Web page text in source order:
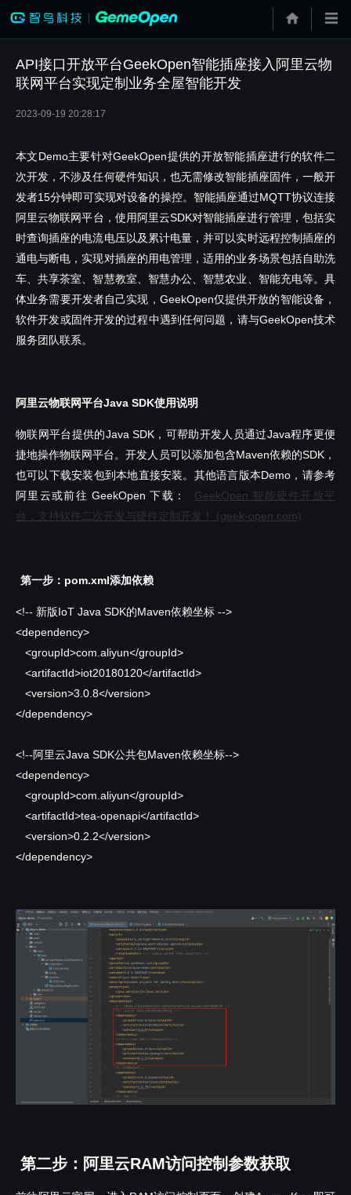
API接口开放平台GeekOpen智能插座接入阿里云物
联网平台实现定制业务全屋智能开发
2023-09-19 20:28:17
本文Demo主要针对GeekOpen提供的开放智能插座进行的软件二
次开发，不涉及任何硬件知识，也无需修改智能插座固件，一般开
发者15分钟即可实现对设备的操控。智能插座通过MQTT协议连接
阿里云物联网平台，使用阿里云SDK对智能插座进行管理，包括实
时查询插座的电流电压以及累计电量，并可以实时远程控制插座的
通电与断电，实现对插座的用电管理，适用的业务场景包括自助洗
车、共享茶室、智慧教室、智慧办公、智慧农业、智能充电等。具
体业务需要开发者自己实现，GeekOpen仅提供开放的智能设备，
软件开发或固件开发的过程中遇到任何问题，请与GeekOpen技术
服务团队联系。
阿里云物联网平台Java SDK使用说明
物联网平台提供的Java SDK，可帮助开发人员通过Java程序更便
捷地操作物联网平台。开发人员可以添加包含Maven依赖的SDK，
也可以下载安装包到本地直接安装。其他语言版本Demo，请参考
阿里云或前往 GeekOpen 下载： GeekOpen 智能硬件开放平
台，支持软件二次开发与硬件定制开发！ (geek-open.com)
第一步：pom.xml添加依赖
<!-- 新版IoT Java SDK的Maven依赖坐标 -->
<dependency>
<groupId>com.aliyun</groupId>
<artifactId>iot20180120</artifactId>
<version>3.0.8</version>
</dependency>
<!--阿里云Java SDK公共包Maven依赖坐标-->
<dependency>
<groupId>com.aliyun</groupId>
<artifactId>tea-openapi</artifactId>
<version>0.2.2</version>
</dependency>
第二步：阿里云RAM访问控制参数获取